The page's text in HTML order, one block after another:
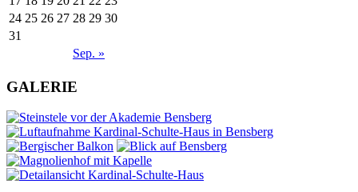
Sep. »
24 25 26 27 28 29 30
31
GALERIE